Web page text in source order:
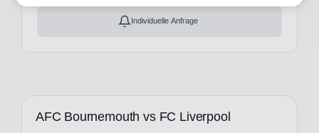
Individuelle Anfrage
AFC Bournemouth vs FC Liverpool